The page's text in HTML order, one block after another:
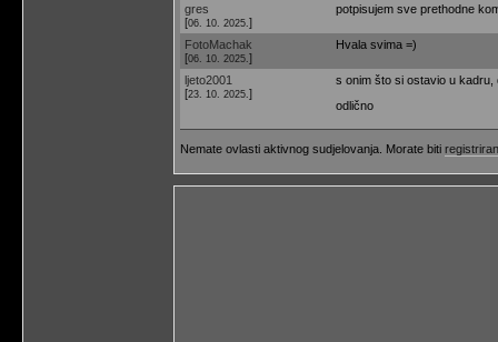
gres
[06. 10. 2025. ]
potpisujem sve prethodne
FotoMachak
[06. 10. 2025. ]
Hvala svima =)
ljeto2001
[23. 10. 2025. ]
s onim što si ostavio u kadru,
odlično
Nemate ovlasti aktivnog sudjelovanja. Morate biti